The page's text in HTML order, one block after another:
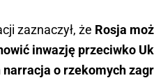
zaznaczył, że Rosja
inwazję przeciwko
o rzekomych